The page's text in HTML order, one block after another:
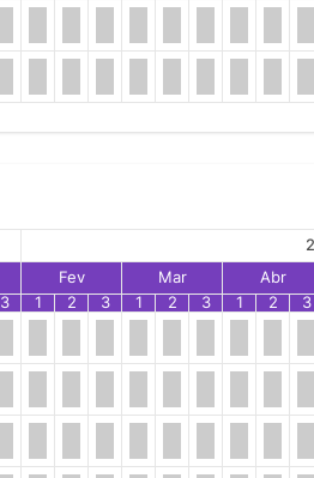
Fev Mar Abr
3 1 2 3 1 2 3 1 2 3